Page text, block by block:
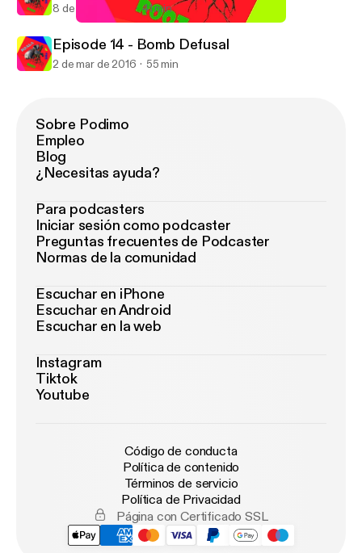
Koala and The Root
8 de jun de 2017 41 min
Episode 14 - Bomb Defusal
2 de mar de 2016 55 min
Sobre Podimo
Empleo
Blog
¿Necesitas ayuda?
Para podcasters
Iniciar sesión como podcaster
Preguntas frecuentes de Podcaster
Normas de la comunidad
Escuchar en iPhone
Escuchar en Android
Escuchar en la web
Instagram
Tiktok
Youtube
Código de conducta
Política de contenido
Términos de servicio
Política de Privacidad
Página con Certificado SSL